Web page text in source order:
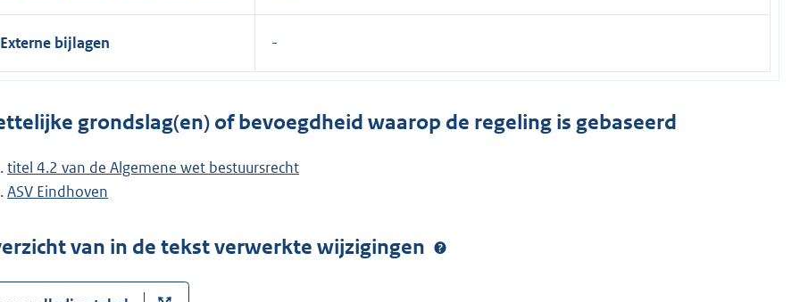
Externe bijlagen
grondslag(en) of bevoegdheid waarop de regeling is gebaseerd
titel 4.2 van de Algemene wet bestuursrecht
ASV Eindhoven
van in de tekst verwerkte wijzigingen